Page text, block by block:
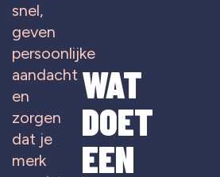
snel,
geven
persoonlijke
aandacht
en
zorgen
dat je
merk
WAT
DOET
EEN